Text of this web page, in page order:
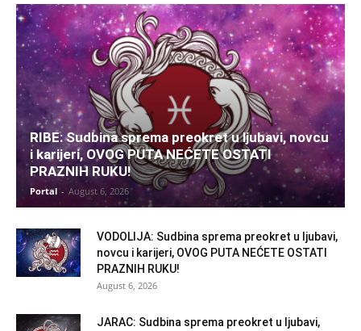
RIBE: Sudbina sprema preokret u ljubavi, novcu
i karijeri, OVOG PUTA NEĆETE OSTATI
PRAZNIH RUKU!
Portal - August 6, 2026
VODOLIJA: Sudbina sprema preokret u ljubavi,
novcu i karijeri, OVOG PUTA NEĆETE OSTATI
PRAZNIH RUKU!
August 6, 2026
JARAC: Sudbina sprema preokret u ljubavi,